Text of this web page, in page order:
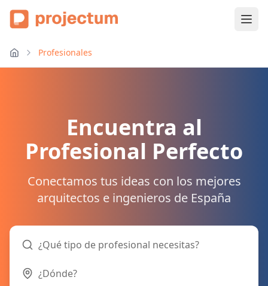
Profesionales
Encuentra al
Profesional Perfecto
Conectamos tus ideas con los mejores
arquitectos e ingenieros de España